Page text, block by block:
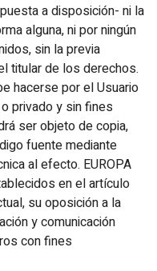
a disposición- ni la
alguna, ni por ningún
sin la previa
titular de los derechos.
hacerse por el Usuario
privado y sin fines
ser objeto de copia,
fuente mediante
al efecto. EUROPA
en el artículo
su oposición a la
y comunicación
con fines